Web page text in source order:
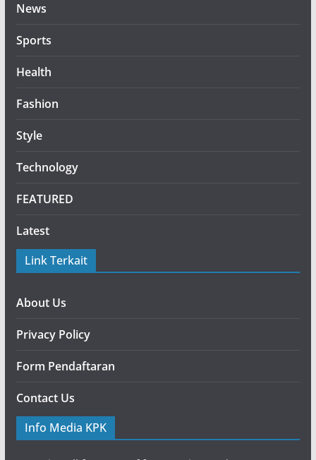
News
Sports
Health
Fashion
Style
Technology
FEATURED
Latest
Link Terkait
About Us
Privacy Policy
Form Pendaftaran
Contact Us
Info Media KPK